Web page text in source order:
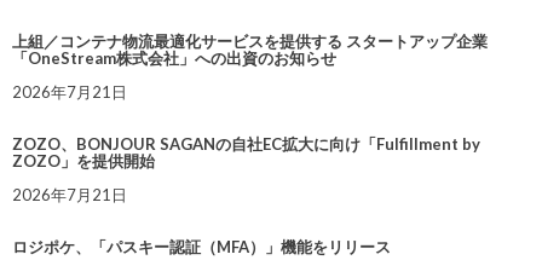
上組／コンテナ物流最適化サービスを提供する スタートアップ企業
「OneStream株式会社」への出資のお知らせ
2026年7月21日
ZOZO、BONJOUR SAGANの自社EC拡大に向け「Fulfillment by
ZOZO」を提供開始
2026年7月21日
ロジポケ、「パスキー認証（MFA）」機能をリリース